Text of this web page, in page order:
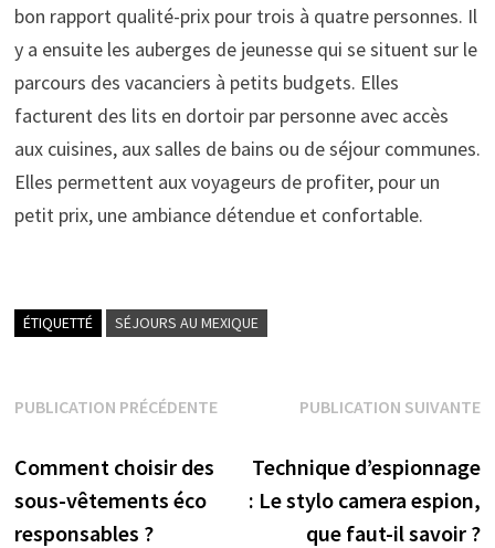
bon rapport qualité-prix pour trois à quatre personnes. Il
y a ensuite les auberges de jeunesse qui se situent sur le
parcours des vacanciers à petits budgets. Elles
facturent des lits en dortoir par personne avec accès
aux cuisines, aux salles de bains ou de séjour communes.
Elles permettent aux voyageurs de profiter, pour un
petit prix, une ambiance détendue et confortable.
ÉTIQUETTÉ SÉJOURS AU MEXIQUE
Navigation
de
l’article
PUBLICATION PRÉCÉDENTE
Comment choisir des
sous-vêtements éco
responsables ?
PUBLICATION SUIVANTE
Technique d’espionnage
: Le stylo camera espion,
que faut-il savoir ?